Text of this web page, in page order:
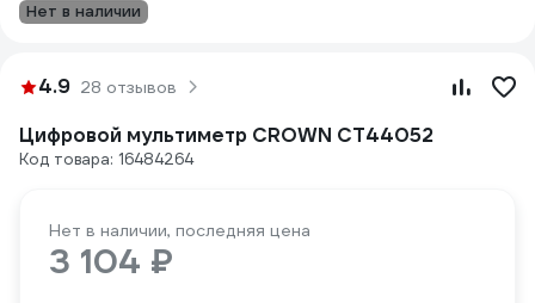
Нет в наличии
4.9 28 отзывов
Цифровой мультиметр CROWN CT44052
Код товара: 16484264
Нет в наличии, последняя цена
3 104 ₽